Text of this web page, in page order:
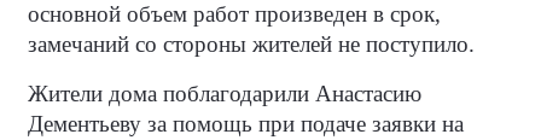
основной объем работ произведен в срок,
замечаний со стороны жителей не поступило.
Жители дома поблагодарили Анастасию
Дементьеву за помощь при подаче заявки на